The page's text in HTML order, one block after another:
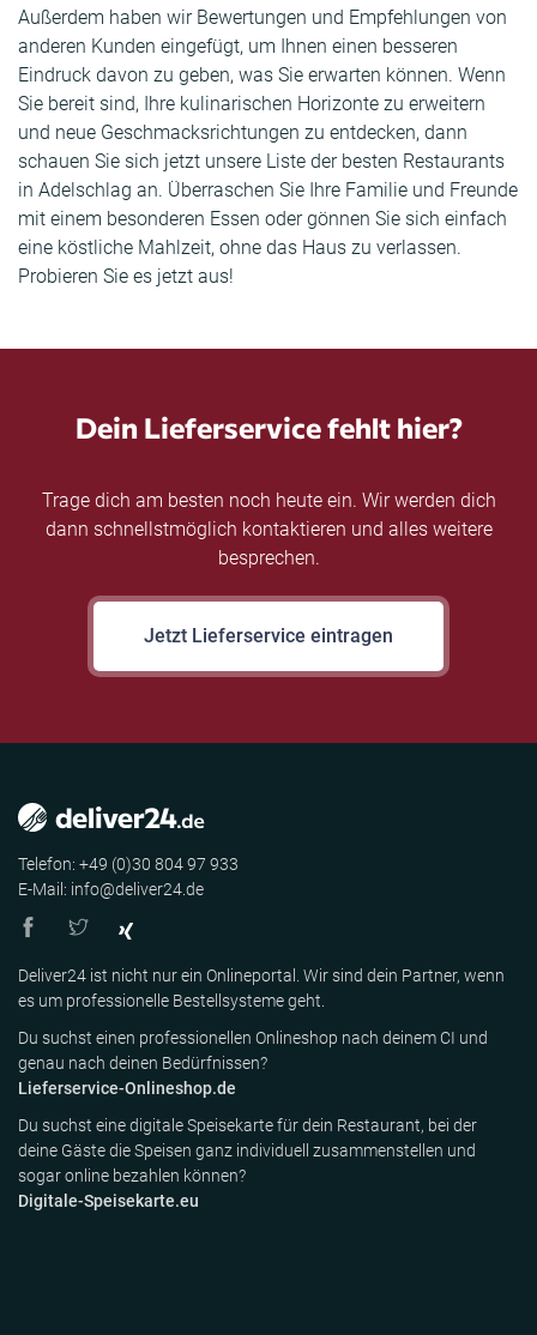
Außerdem haben wir Bewertungen und Empfehlungen von
anderen Kunden eingefügt, um Ihnen einen besseren
Eindruck davon zu geben, was Sie erwarten können. Wenn
Sie bereit sind, Ihre kulinarischen Horizonte zu erweitern
und neue Geschmacksrichtungen zu entdecken, dann
schauen Sie sich jetzt unsere Liste der besten Restaurants
in Adelschlag an. Überraschen Sie Ihre Familie und Freunde
mit einem besonderen Essen oder gönnen Sie sich einfach
eine köstliche Mahlzeit, ohne das Haus zu verlassen.
Probieren Sie es jetzt aus!
Dein Lieferservice fehlt hier?
Trage dich am besten noch heute ein. Wir werden dich
dann schnellstmöglich kontaktieren und alles weitere
besprechen.
Jetzt Lieferservice eintragen
Telefon: +49 (0)30 804 97 933
E-Mail: info@deliver24.de
Deliver24 ist nicht nur ein Onlineportal. Wir sind dein Partner, wenn
es um professionelle Bestellsysteme geht.
Du suchst einen professionellen Onlineshop nach deinem CI und
genau nach deinen Bedürfnissen?
Lieferservice-Onlineshop.de
Du suchst eine digitale Speisekarte für dein Restaurant, bei der
deine Gäste die Speisen ganz individuell zusammenstellen und
sogar online bezahlen können?
Digitale-Speisekarte.eu